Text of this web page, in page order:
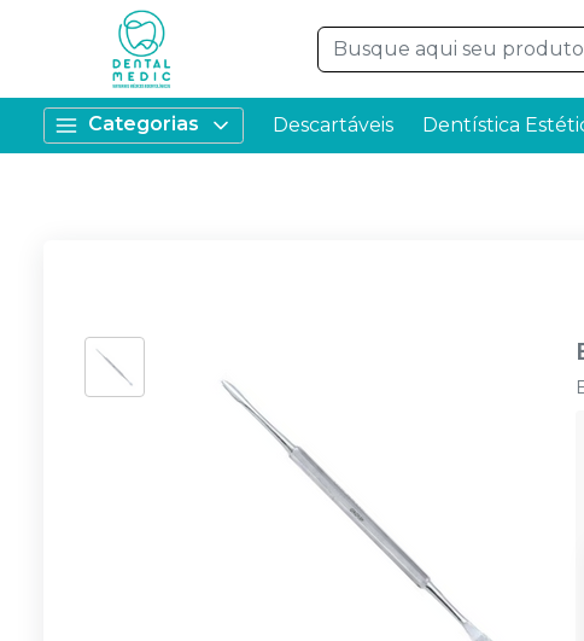
Categorias Descartáveis Dentística